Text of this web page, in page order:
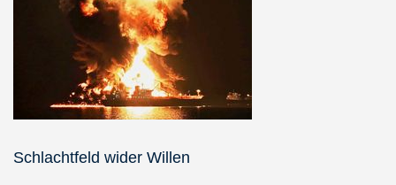
Schlachtfeld wider Willen